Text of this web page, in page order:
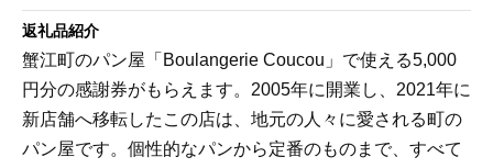
返礼品紹介
蟹江町のパン屋「Boulangerie Coucou」で使える5,000
円分の感謝券がもらえます。2005年に開業し、2021年に
新店舗へ移転したこの店は、地元の人々に愛される町の
パン屋です。個性的なパンから定番のものまで、すべて